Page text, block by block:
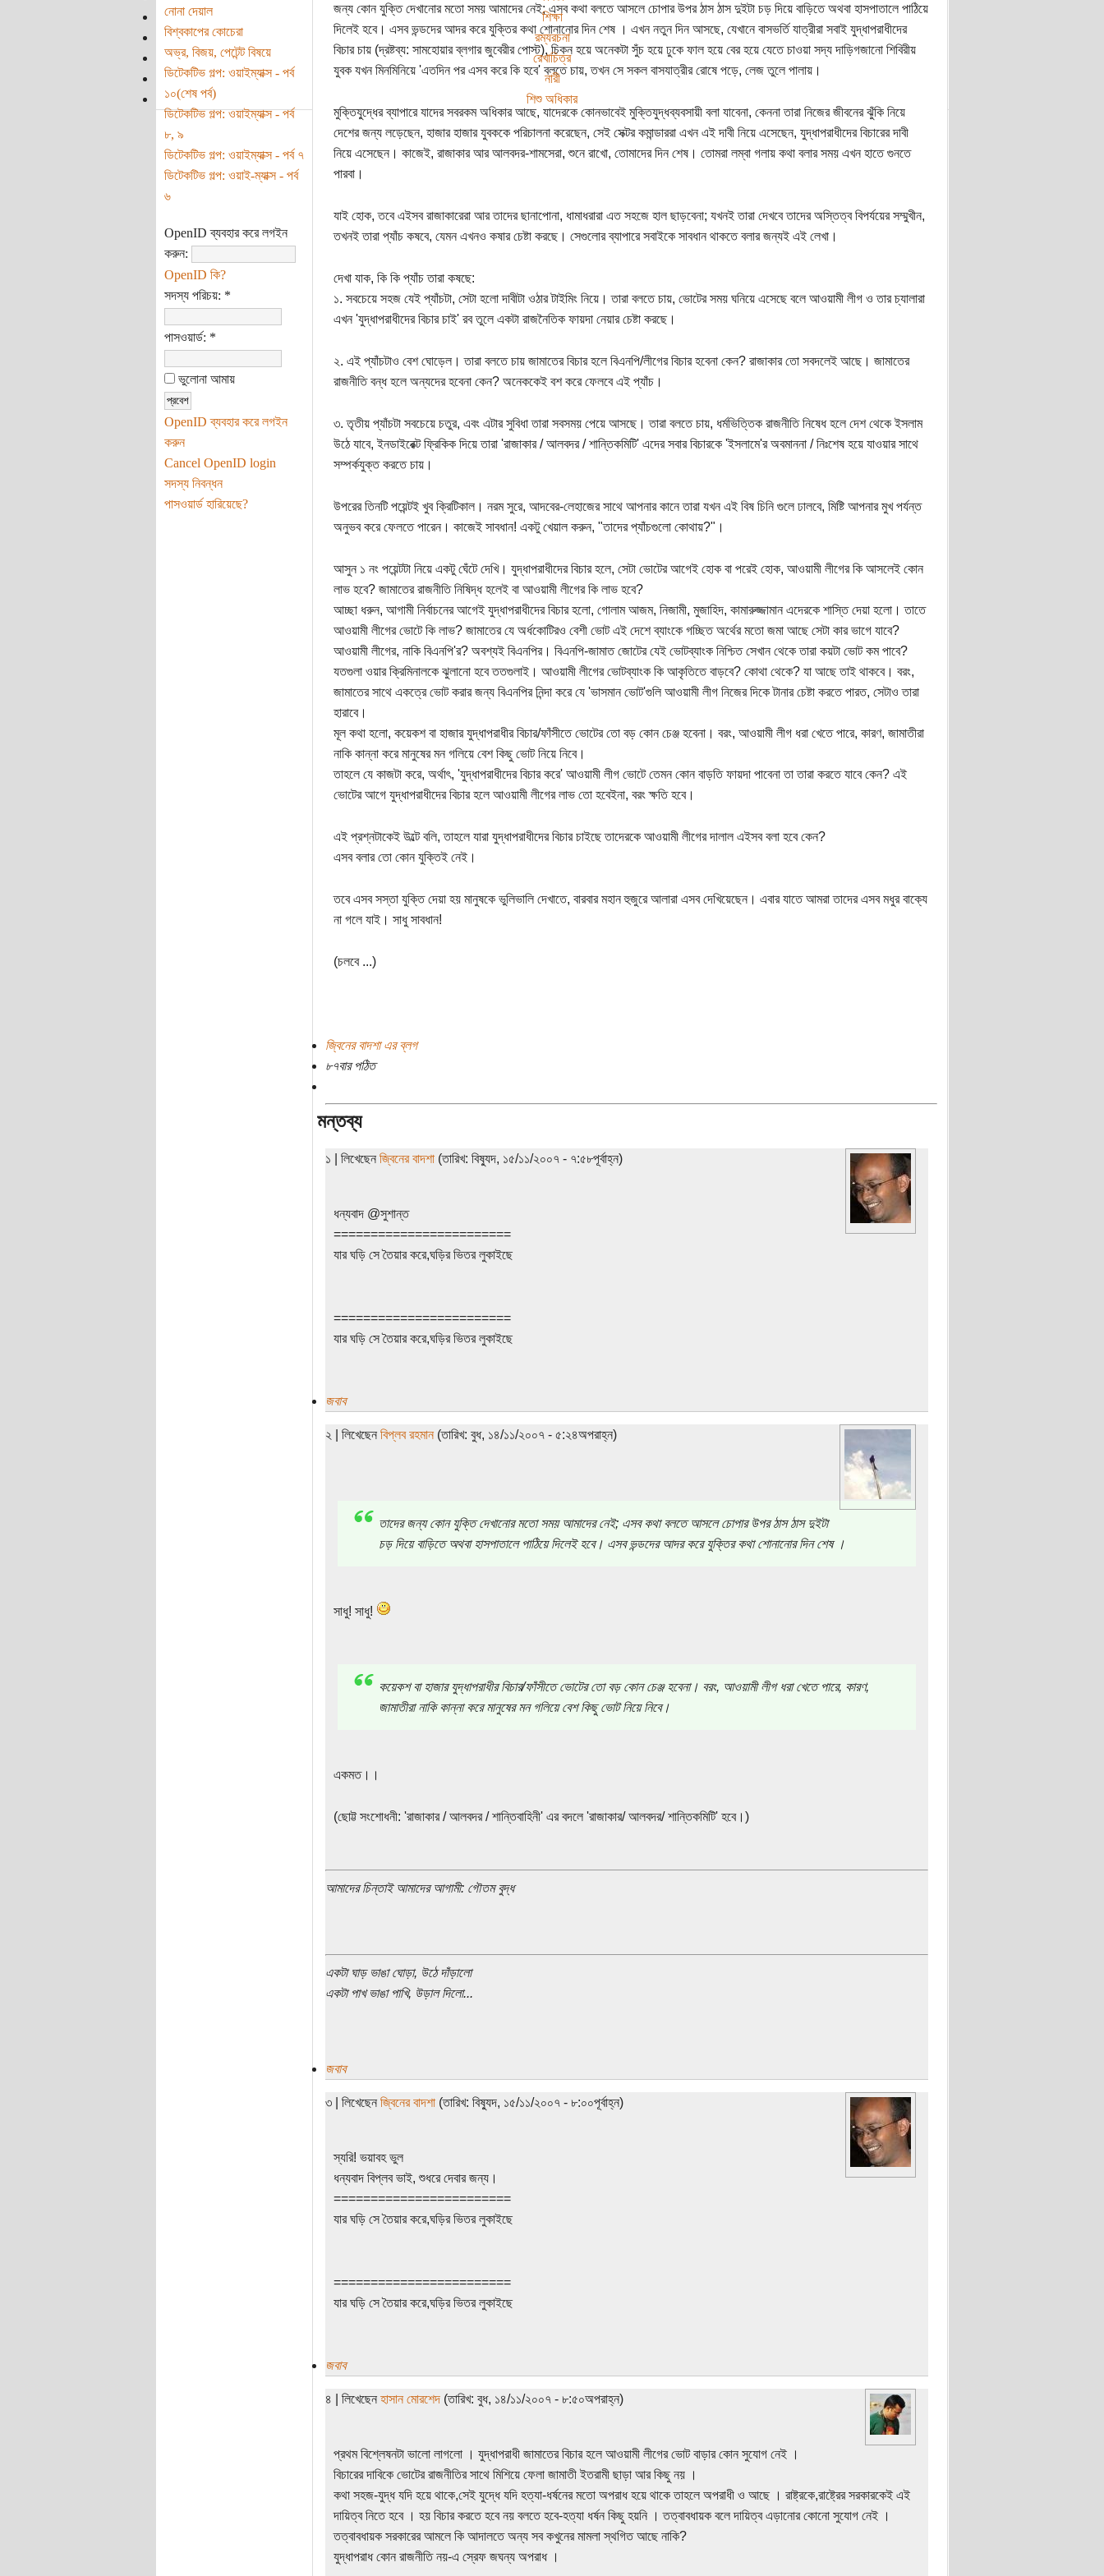
শিক্ষা
রম্যরচনা
রেখাচিত্র
নারী
শিশু অধিকার
নোনা দেয়াল
বিশ্বকাপের কোচেরা
অভ্র, বিজয়, পেটেন্ট বিষয়ে
ডিটেকটিভ গল্প: ওয়াইম্যাক্স - পর্ব
১০(শেষ পর্ব)
ডিটেকটিভ গল্প: ওয়াইম্যাক্স - পর্ব
৮, ৯
ডিটেকটিভ গল্প: ওয়াইম্যাক্স - পর্ব ৭
ডিটেকটিভ গল্প: ওয়াই-ম্যাক্স - পর্ব
৬
OpenID ব্যবহার করে লগইন
করুন:
OpenID কি?
সদস্য পরিচয়: *
পাসওয়ার্ড: *
ভুলোনা আমায়
OpenID ব্যবহার করে লগইন
করুন
Cancel OpenID login
সদস্য নিবন্ধন
পাসওয়ার্ড হারিয়েছে?
জন্য কোন যুক্তি দেখানোর মতো সময় আমাদের নেই; এসব কথা বলতে আসলে চোপার উপর ঠাস ঠাস দুইটা চড় দিয়ে বাড়িতে অথবা হাসপাতালে পাঠিয়ে
দিলেই হবে। এসব ভন্ডদের আদর করে যুক্তির কথা শোনানোর দিন শেষ । এখন নতুন দিন আসছে, যেখানে বাসভর্তি যাত্রীরা সবাই যুদ্ধাপরাধীদের
বিচার চায় (দ্রষ্টব্য: সামহোয়ার ব্লগার জুবেরীর পোস্ট), চিকন হয়ে অনেকটা সুঁচ হয়ে ঢুকে ফাল হয়ে বের হয়ে যেতে চাওয়া সদ্য দাড়িগজানো শিবিরীয়
যুবক যখন মিনমিনিয়ে 'এতদিন পর এসব করে কি হবে' বলতে চায়, তখন সে সকল বাসযাত্রীর রোষে পড়ে, লেজ তুলে পালায়।
মুক্তিযু্দ্ধের ব্যাপারে যাদের সবরকম অধিকার আছে, যাদেরকে কোনভাবেই মুক্তিযুদ্ধব্যবসায়ী বলা যাবেনা, কেননা তারা নিজের জীবনের ঝুঁকি নিয়ে
দেশের জন্য লড়েছেন, হাজার হাজার যুবককে পরিচালনা করেছেন, সেই সেক্টর কমান্ডাররা এখন এই দাবী নিয়ে এসেছেন, যুদ্ধাপরাধীদের বিচারের দাবী
নিয়ে এসেছেন। কাজেই, রাজাকার আর আলবদর-শামসেরা, শুনে রাখো, তোমাদের দিন শেষ। তোমরা লম্বা গলায় কথা বলার সময় এখন হাতে গুনতে
পারবা।
যাই হোক, তবে এইসব রাজাকারেরা আর তাদের ছানাপোনা, ধামাধরারা এত সহজে হাল ছাড়বেনা; যখনই তারা দেখবে তাদের অস্তিত্ব বিপর্যয়ের সম্মুখীন,
তখনই তারা প্যাঁচ কষবে, যেমন এখনও কষার চেষ্টা করছে। সেগুলোর ব্যাপারে সবাইকে সাবধান থাকতে বলার জন্যই এই লেখা।
দেখা যাক, কি কি প্যাঁচ তারা কষছে:
১. সবচেয়ে সহজ যেই প্যাঁচটা, সেটা হলো দাবীটা ওঠার টাইমিং নিয়ে। তারা বলতে চায়, ভোটের সময় ঘনিয়ে এসেছে বলে আওয়ামী লীগ ও তার চ্যালারা
এখন 'যুদ্ধাপরাধীদের বিচার চাই' রব তুলে একটা রাজনৈতিক ফায়দা নেয়ার চেষ্টা করছে।
২. এই প্যাঁচটাও বেশ ঘোড়েল। তারা বলতে চায় জামাতের বিচার হলে বিএনপি/লীগের বিচার হবেনা কেন? রাজাকার তো সবদলেই আছে। জামাতের
রাজনীতি বন্ধ হলে অন্যদের হবেনা কেন? অনেককেই বশ করে ফেলবে এই প্যাঁচ।
৩. তৃতীয় প্যাঁচটা সবচেয়ে চতুর, এবং এটার সুবিধা তারা সবসময় পেয়ে আসছে। তারা বলতে চায়, ধর্মভিত্তিক রাজনীতি নিষেধ হলে দেশ থেকে ইসলাম
উঠে যাবে, ইনডাইরেক্ট ফ্রিকিক দিয়ে তারা 'রাজাকার / আলবদর / শান্তিকমিটি' এদের সবার বিচারকে 'ইসলামে'র অবমাননা / নিঃশেষ হয়ে যাওয়ার সাথে
সম্পর্কযুক্ত করতে চায়।
উপরের তিনটি পয়েন্টই খুব ক্রিটিকাল। নরম সুরে, আদবের-লেহাজের সাথে আপনার কানে তারা যখন এই বিষ চিনি গুলে ঢালবে, মিষ্টি আপনার মুখ পর্যন্ত
অনুভব করে ফেলতে পারেন। কাজেই সাবধান! একটু খেয়াল করুন, "তাদের প্যাঁচগুলো কোথায়?"।
আসুন ১ নং পয়েন্টটা নিয়ে একটু ঘেঁটে দেখি। যুদ্ধাপরাধীদের বিচার হলে, সেটা ভোটের আগেই হোক বা পরেই হোক, আওয়ামী লীগের কি আসলেই কোন
লাভ হবে? জামাতের রাজনীতি নিষিদ্ধ হলেই বা আওয়ামী লীগের কি লাভ হবে?
আচ্ছা ধরুন, আগামী নির্বাচনের আগেই যুদ্ধাপরাধীদের বিচার হলো, গোলাম আজম, নিজামী, মুজাহিদ, কামারুজ্জামান এদেরকে শাস্তি দেয়া হলো। তাতে
আওয়ামী লীগের ভোটে কি লাভ? জামাতের যে অর্ধকোটিরও বেশী ভোট এই দেশে ব্যাংকে গচ্ছিত অর্থের মতো জমা আছে সেটা কার ভাগে যাবে?
আওয়ামী লীগের, নাকি বিএনপি'র? অবশ্যই বিএনপির। বিএনপি-জামাত জোটের যেই ভোটব্যাংক নিশ্চিত সেখান থেকে তারা কয়টা ভোট কম পাবে?
যতগুলা ওয়ার ক্রিমিনালকে ঝুলানো হবে ততগুলাই। আওয়ামী লীগের ভোটব্যাংক কি আকৃতিতে বাড়বে? কোথা থেকে? যা আছে তাই থাকবে। বরং,
জামাতের সাথে একত্রে ভোট করার জন্য বিএনপির নিন্দা করে যে 'ভাসমান ভোট'গুলি আওয়ামী লীগ নিজের দিকে টানার চেষ্টা করতে পারত, সেটাও তারা
হারাবে।
মূল কথা হলো, কয়েকশ বা হাজার যুদ্ধাপরাধীর বিচার/ফাঁসীতে ভোটের তো বড় কোন চেঞ্জ হবেনা। বরং, আওয়ামী লীগ ধরা খেতে পারে, কারণ, জামাতীরা
নাকি কান্না করে মানুষের মন গলিয়ে বেশ কিছু ভোট নিয়ে নিবে।
তাহলে যে কাজটা করে, অর্থাৎ, 'যুদ্ধাপরাধীদের বিচার করে' আওয়ামী লীগ ভোটে তেমন কোন বাড়তি ফায়দা পাবেনা তা তারা করতে যাবে কেন? এই
ভোটের আগে যুদ্ধাপরাধীদের বিচার হলে আওয়ামী লীগের লাভ তো হবেইনা, বরং ক্ষতি হবে।
এই প্রশ্নটাকেই উল্টে বলি, তাহলে যারা যুদ্ধাপরাধীদের বিচার চাইছে তাদেরকে আওয়ামী লীগের দালাল এইসব বলা হবে কেন?
এসব বলার তো কোন যুক্তিই নেই।
তবে এসব সস্তা যুক্তি দেয়া হয় মানুষকে ভুলিভালি দেখাতে, বারবার মহান হুজুরে আলারা এসব দেখিয়েছেন। এবার যাতে আমরা তাদের এসব মধুর বাক্যে
না গলে যাই। সাধু সাবধান!
(চলবে ...)
জ্বিনের বাদশা এর ব্লগ
৮৭বার পঠিত
মন্তব্য
১ | লিখেছেন জ্বিনের বাদশা(তারিখ: বিষ্যুদ, ১৫/১১/২০০৭ - ৭:৫৮পূর্বাহ্ন)
ধন্যবাদ @সুশান্ত
========================
যার ঘড়ি সে তৈয়ার করে,ঘড়ির ভিতর লুকাইছে
========================
যার ঘড়ি সে তৈয়ার করে,ঘড়ির ভিতর লুকাইছে
জবাব
২ | লিখেছেন বিপ্লব রহমান(তারিখ: বুধ, ১৪/১১/২০০৭ - ৫:২৪অপরাহ্ন)
তাদের জন্য কোন যুক্তি দেখানোর মতো সময় আমাদের নেই; এসব কথা বলতে আসলে চোপার উপর ঠাস ঠাস দুইটা
চড় দিয়ে বাড়িতে অথবা হাসপাতালে পাঠিয়ে দিলেই হবে। এসব ভন্ডদের আদর করে যুক্তির কথা শোনানোর দিন শেষ ।
সাধু! সাধু!
কয়েকশ বা হাজার যুদ্ধাপরাধীর বিচার/ফাঁসীতে ভোটের তো বড় কোন চেঞ্জ হবেনা। বরং, আওয়ামী লীগ ধরা খেতে পারে, কারণ,
জামাতীরা নাকি কান্না করে মানুষের মন গলিয়ে বেশ কিছু ভোট নিয়ে নিবে।
একমত।।
(ছোট্ট সংশোধনী: 'রাজাকার / আলবদর / শান্তিবাহিনী' এর বদলে 'রাজাকার/ আলবদর/ শান্তিকমিটি' হবে।)
আমাদের চিন্তাই আমাদের আগামী: গৌতম বুদ্ধ
একটা ঘাড় ভাঙা ঘোড়া, উঠে দাঁড়ালো
একটা পাখ ভাঙা পাখি, উড়াল দিলো...
জবাব
৩ | লিখেছেন জ্বিনের বাদশা(তারিখ: বিষ্যুদ, ১৫/১১/২০০৭ - ৮:০০পূর্বাহ্ন)
স্যরি! ভয়াবহ ভুল
ধন্যবাদ বিপ্লব ভাই, শুধরে দেবার জন্য।
========================
যার ঘড়ি সে তৈয়ার করে,ঘড়ির ভিতর লুকাইছে
========================
যার ঘড়ি সে তৈয়ার করে,ঘড়ির ভিতর লুকাইছে
জবাব
৪ | লিখেছেন হাসান মোরশেদ(তারিখ: বুধ, ১৪/১১/২০০৭ - ৮:৫০অপরাহ্ন)
প্রথম বিশ্লেষনটা ভালো লাগলো । যুদ্ধাপরাধী জামাতের বিচার হলে আওয়ামী লীগের ভোট বাড়ার কোন সুযোগ নেই ।
বিচারের দাবিকে ভোটের রাজনীতির সাথে মিশিয়ে ফেলা জামাতী ইতরামী ছাড়া আর কিছু নয় ।
কথা সহজ-যুদ্ধ যদি হয়ে থাকে,সেই যুদ্ধে যদি হত্যা-ধর্ষনের মতো অপরাধ হয়ে থাকে তাহলে অপরাধী ও আছে । রাষ্ট্রকে,রাষ্ট্রের সরকারকেই এই
দায়িত্ব নিতে হবে । হয় বিচার করতে হবে নয় বলতে হবে-হত্যা ধর্ষন কিছু হয়নি । তত্বাবধায়ক বলে দায়িত্ব এড়ানোর কোনো সুযোগ নেই ।
তত্বাবধায়ক সরকারের আমলে কি আদালতে অন্য সব কখুনের মামলা স্থগিত আছে নাকি?
যুদ্ধাপরাধ কোন রাজনীতি নয়-এ স্রেফ জঘন্য অপরাধ ।